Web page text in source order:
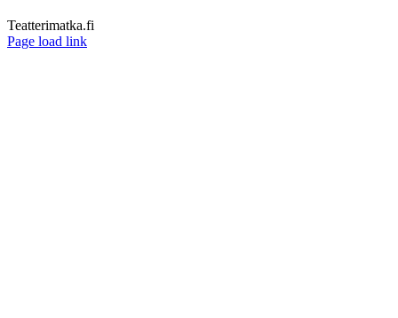
Teatterimatka.fi
Facebook
Page load link